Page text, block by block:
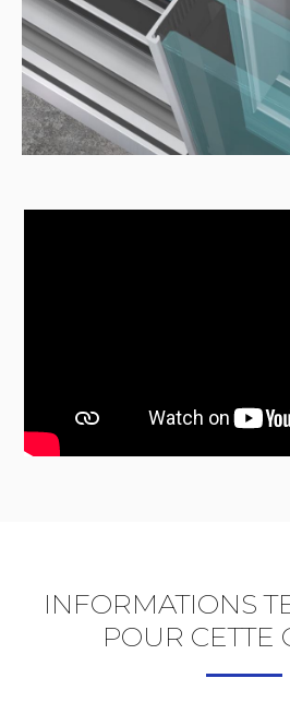
INFORMATIONS
POUR CETTE